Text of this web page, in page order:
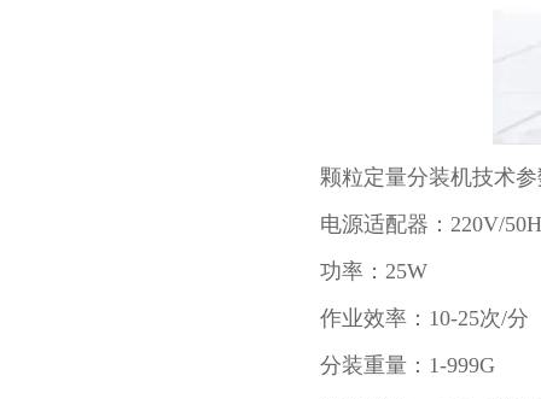
颗粒定量分装机技术
电源适配器：220V/
功率：25W
作业效率：10-25次/分
分装重量：1-999G